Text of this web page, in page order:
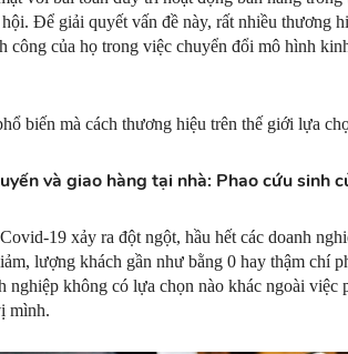
Để giải quyết vấn đề này, rất nhiều thương
công của họ trong việc chuyển đổi mô hình
biến mà cách thương hiệu trên thế giới lựa
và giao hàng tại nhà: Phao cứu sinh
19 xảy ra đột ngột, hầu hết các doanh
lượng khách gần như bằng 0 hay thậm chí
nghiệp không có lựa chọn nào khác ngoài
mình.